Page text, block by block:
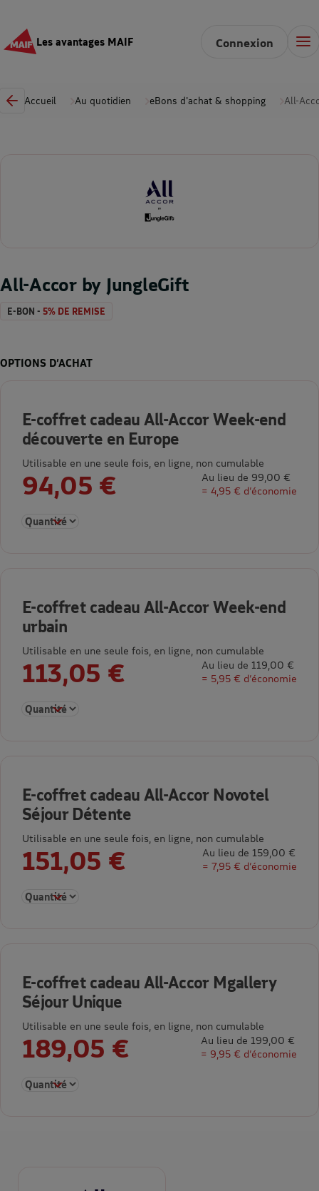
Les avantages MAIF Connexion
Accueil Au quotidien eBons d'achat & shopping All-
All-Accor by JungleGift
E-BON - 5% DE REMISE
OPTIONS D’ACHAT
E-coffret cadeau All-Accor Week-end
découverte en Europe
Utilisable en une seule fois, en ligne, non cumulable
94,05 €
Au lieu de 99,00 €
= 4,95 € d’économie
Sélectionner la quantité pour E-coffret cadeau All-Accor
E-coffret cadeau All-Accor Week-end
urbain
Utilisable en une seule fois, en ligne, non cumulable
113,05 €
Au lieu de 119,00 €
= 5,95 € d’économie
Sélectionner la quantité pour E-coffret cadeau All-Accor
E-coffret cadeau All-Accor Novotel
Séjour Détente
Utilisable en une seule fois, en ligne, non cumulable
151,05 €
Au lieu de 159,00 €
= 7,95 € d’économie
Sélectionner la quantité pour E-coffret cadeau All-Accor
E-coffret cadeau All-Accor Mgallery
Séjour Unique
Utilisable en une seule fois, en ligne, non cumulable
189,05 €
Au lieu de 199,00 €
= 9,95 € d’économie
Sélectionner la quantité pour E-coffret cadeau All-Accor